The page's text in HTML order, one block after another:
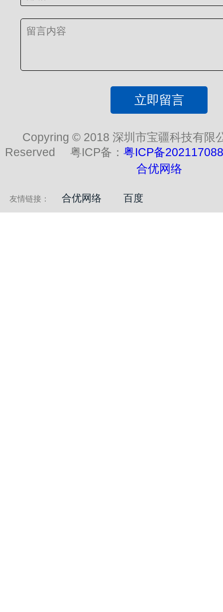
立即留言
Copyring © 2018 深圳市宝疆科技有限
Reserved 粤ICP备： 粤ICP备
合优网络
友情链接： 合优网络 百度